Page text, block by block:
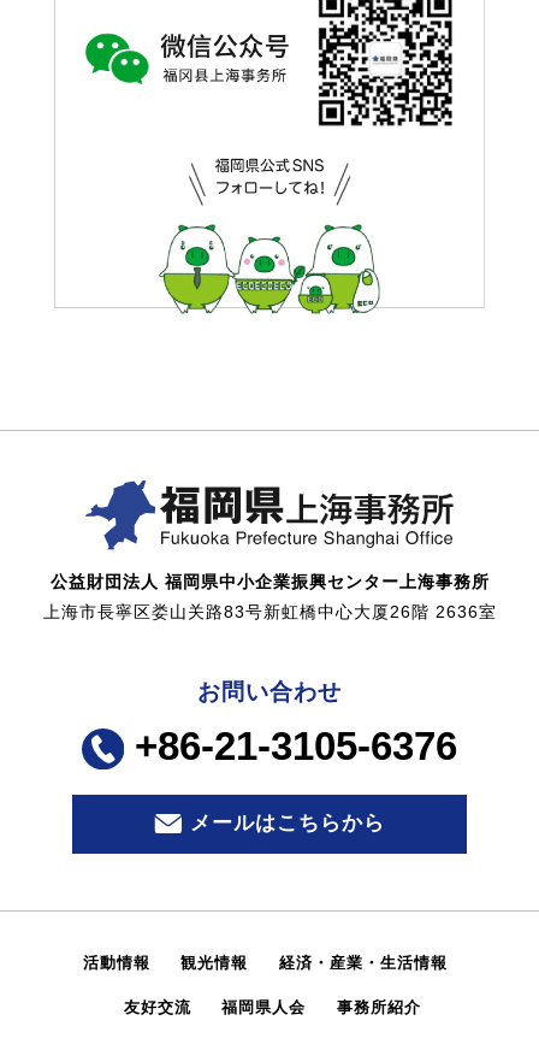
公益財団法人 福岡県中小企業振興センター上海事務所
上海市長寧区娄山关路83号新虹橋中心大厦26階 2636室
お問い合わせ
+86-21-3105-6376
メールはこちらから
活動情報 観光情報 経済・産業・生活情報
友好交流 福岡県人会 事務所紹介